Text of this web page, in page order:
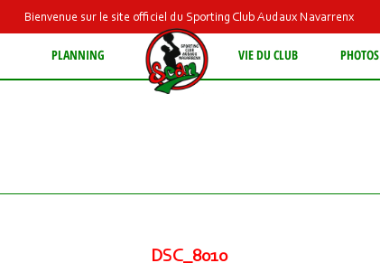
Bienvenue sur le site officiel du Sporting Club Audaux Navarrenx
PLANNING VIE DU CLUB PHOTOS
DSC_8010